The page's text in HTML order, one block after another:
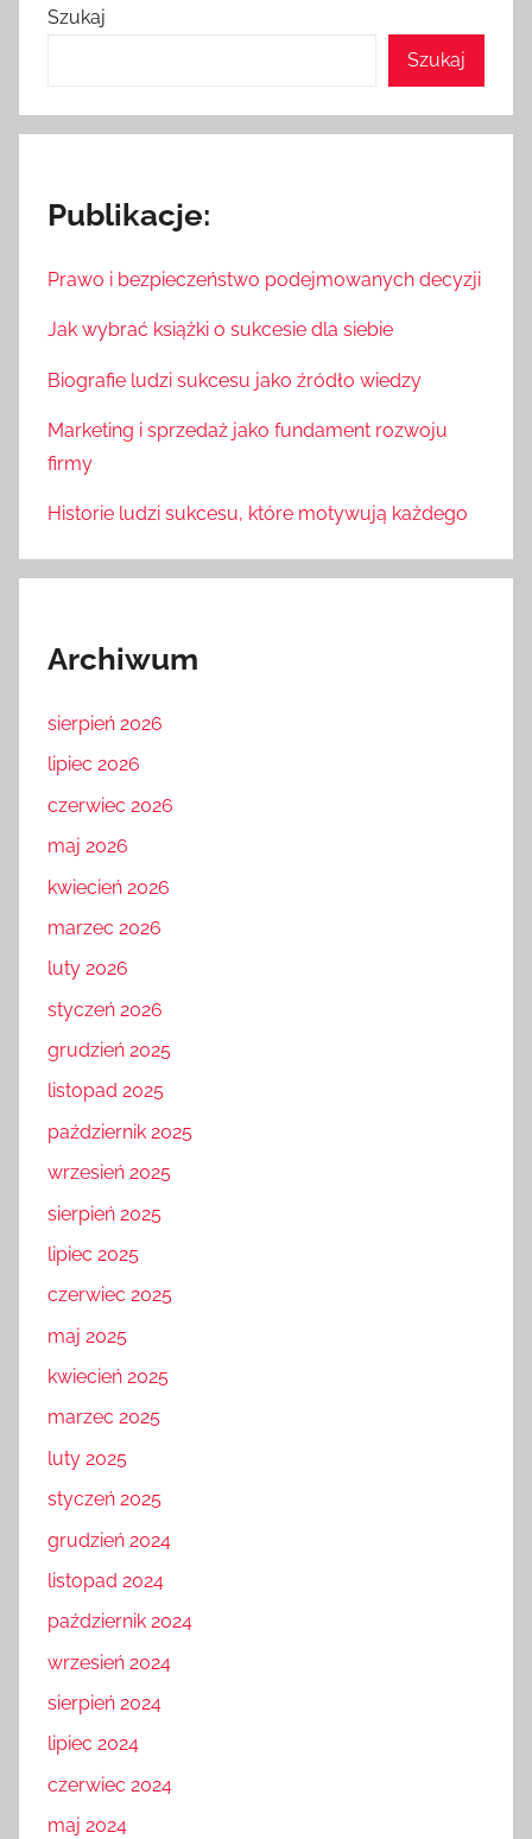
wpisach
Szukaj
Szukaj
Publikacje:
Prawo i bezpieczeństwo podejmowanych decyzji
Jak wybrać książki o sukcesie dla siebie
Biografie ludzi sukcesu jako źródło wiedzy
Marketing i sprzedaż jako fundament rozwoju
firmy
Historie ludzi sukcesu, które motywują każdego
Archiwum
sierpień 2026
lipiec 2026
czerwiec 2026
maj 2026
kwiecień 2026
marzec 2026
luty 2026
styczeń 2026
grudzień 2025
listopad 2025
październik 2025
wrzesień 2025
sierpień 2025
lipiec 2025
czerwiec 2025
maj 2025
kwiecień 2025
marzec 2025
luty 2025
styczeń 2025
grudzień 2024
listopad 2024
październik 2024
wrzesień 2024
sierpień 2024
lipiec 2024
czerwiec 2024
maj 2024